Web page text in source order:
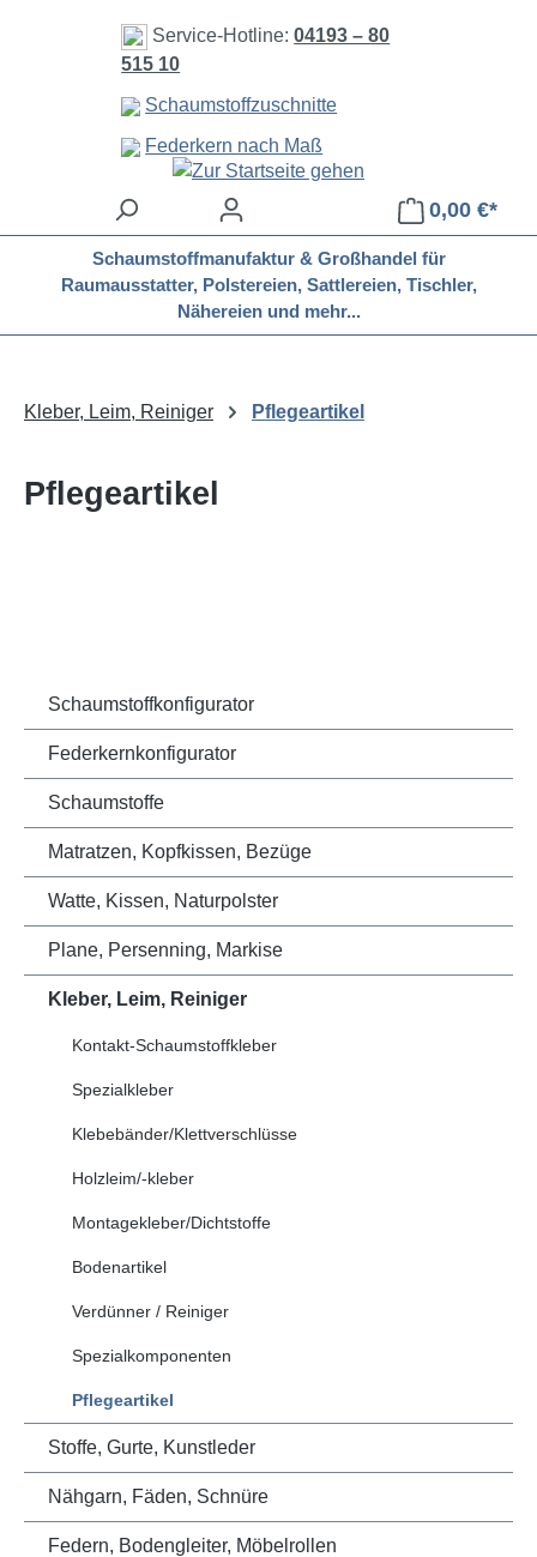
Zum Hauptinhalt springen
Service-Hotline:04193 – 80
515 10
Schaumstoffzuschnitte
Federkern nach Maß
0,00 €*
Schaumstoffmanufaktur & Großhandel für
Raumausstatter, Polstereien, Sattlereien, Tischler,
Nähereien und mehr...
Kleber, Leim, Reiniger Pflegeartikel
Pflegeartikel
Schaumstoffkonfigurator
Federkernkonfigurator
Schaumstoffe
Matratzen, Kopfkissen, Bezüge
Watte, Kissen, Naturpolster
Plane, Persenning, Markise
Kleber, Leim, Reiniger
Kontakt-Schaumstoffkleber
Spezialkleber
Klebebänder/Klettverschlüsse
Holzleim/-kleber
Montagekleber/Dichtstoffe
Bodenartikel
Verdünner / Reiniger
Spezialkomponenten
Pflegeartikel
Stoffe, Gurte, Kunstleder
Nähgarn, Fäden, Schnüre
Federn, Bodengleiter, Möbelrollen